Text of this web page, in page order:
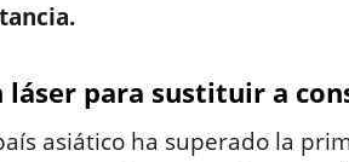
láser para sustituir a
asiático ha superado la